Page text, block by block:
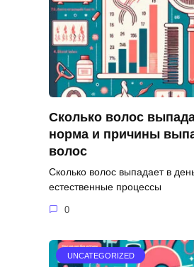
Сколько волос
норма и причины
волос
Сколько волос выпадает в
естественные процессы
0
UNCATEGORIZED